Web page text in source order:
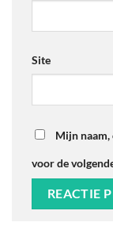
Site
Mijn naam,
voor de